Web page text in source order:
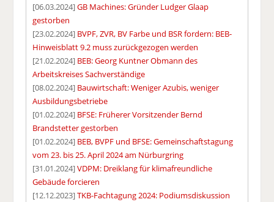
[06.03.2024]GB Machines: Gründer Ludger Glaap
gestorben
[23.02.2024] BVPF, ZVR, BV Farbe und BSR fordern: BEB-
Hinweisblatt 9.2 muss zurückgezogen werden
[21.02.2024] BEB: Georg Kuntner Obmann des
Arbeitskreises Sachverständige
[08.02.2024] Bauwirtschaft: Weniger Azubis, weniger
Ausbildungsbetriebe
[01.02.2024] BFSE: Früherer Vorsitzender Bernd
Brandstetter gestorben
[01.02.2024] BEB, BVPF und BFSE: Gemeinschaftstagung
vom 23. bis 25. April 2024 am Nürburgring
[31.01.2024]VDPM: Dreiklang für klimafreundliche
Gebäude forcieren
[12.12.2023]TKB-Fachtagung 2024: Podiumsdiskussion